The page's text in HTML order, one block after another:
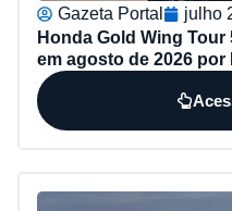
Gazeta Portal julho
Honda Gold Wing
em agosto de 2026 por